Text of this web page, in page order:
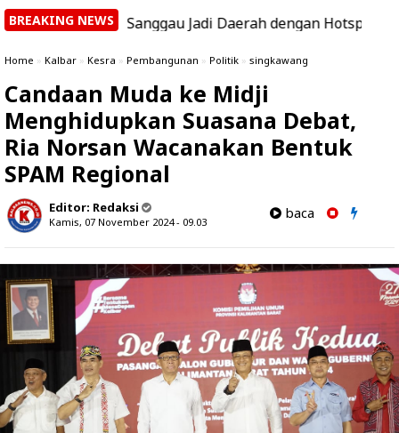
BREAKING NEWS
Sanggau Jadi Daerah dengan Hotspot Terbanyak
Home » Kalbar » Kesra » Pembangunan » Politik » singkawang
Candaan Muda ke Midji
Menghidupkan Suasana Debat,
Ria Norsan Wacanakan Bentuk
SPAM Regional
Editor: Redaksi
Kamis, 07 November 2024 - 09.03
baca